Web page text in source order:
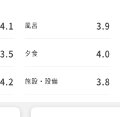
4.1 風呂 3.9
3.5 夕食 4.0
4.2 施設・設備 3.8